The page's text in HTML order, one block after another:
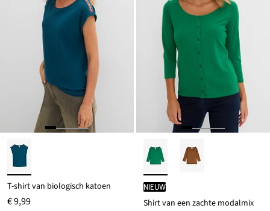
T-shirt van biologisch katoen
€ 9,99
Nieuw
Shirt van een zachte modalmix